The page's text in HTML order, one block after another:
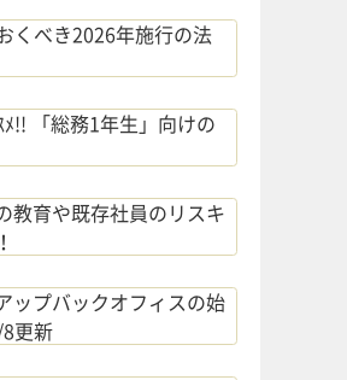
くべき2026年施行の法
!! 「総務1年生」向けの
教育や既存社員のリスキ
ップバックオフィスの始
更新